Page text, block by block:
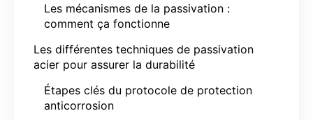
Les mécanismes de la passivation :
comment ça fonctionne
Les différentes techniques de passivation
acier pour assurer la durabilité
Étapes clés du protocole de protection
anticorrosion